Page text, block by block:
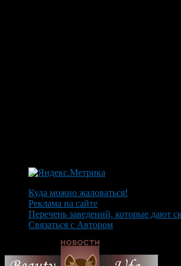
Куда можно жаловаться!
Реклама на сайте
Перечень заведений, которые дают
Связаться с Автором